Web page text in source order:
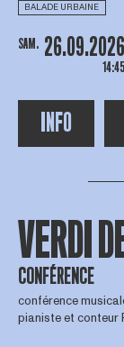
BALADE URBAINE
SAM. 26.09.2026
14:45
INFO
VERDI
CONFÉRENCE
conférence
pianiste et conteur